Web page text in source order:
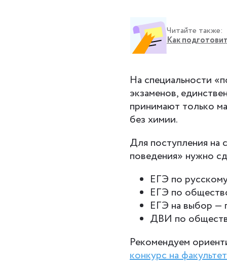
Читайте также:
Как
На специальности
экзаменов,
принимают только
без химии.
Для поступления на
поведения» нужно
ЕГЭ по
ЕГЭ по
ЕГЭ на выбор —
ДВИ по
Рекомендуем
конкурс на